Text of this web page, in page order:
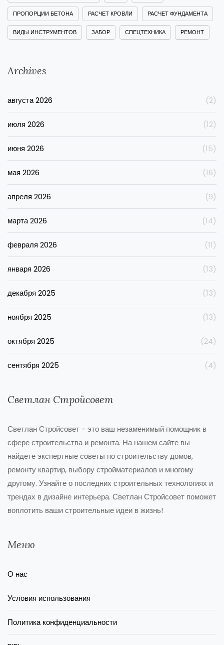
ПРОПОРЦИИ БЕТОНА РАСЧЕТ КРОВЛИ РАСЧЕТ ФУНДАМЕНТА
ВИДЫ ИНСТРУМЕНТОВ ЗАБОР СПЕЦТЕХНИКА РЕМОНТ
Archives
августа 2026 (2)
июля 2026 (12)
июня 2026 (15)
мая 2026 (16)
апреля 2026 (9)
марта 2026 (14)
февраля 2026 (11)
января 2026 (13)
декабря 2025 (13)
ноября 2025 (13)
октября 2025 (24)
сентября 2025 (4)
Светлан Стройсовет
Светлан Стройсовет - это ваш незаменимый помощник в
сфере строительства и ремонта. На нашем сайте вы
найдете экспертные советы по строительству домов,
ремонту квартир, выбору стройматериалов и многому
другому. Узнайте о последних строительных технологиях и
трендах в дизайне интерьера. Светлан Стройсовет поможет
воплотить ваши строительные идеи в жизнь!
Меню
О нас
Условия использования
Политика конфиденциальности